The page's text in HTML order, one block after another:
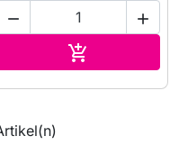
 
